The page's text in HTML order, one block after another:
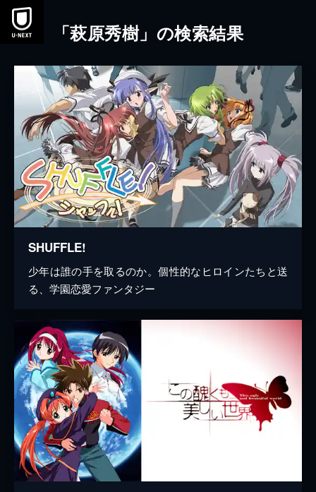
本文へスキップ
「萩原秀樹」の検索結果
SHUFFLE!
少年は誰の手を取るのか。個性的なヒロインたちと送
る、学園恋愛ファンタジー